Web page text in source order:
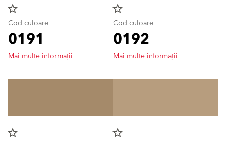
star_border
Cod culoare
0191
Mai multe informații
star_border
Cod culoare
0192
Mai multe informații
star_border
star_border